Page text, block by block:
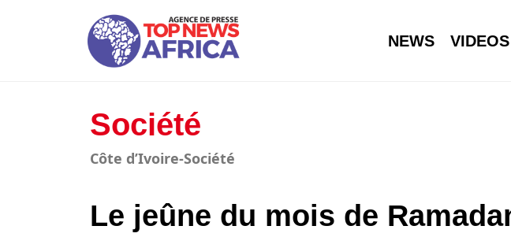
NEWS VIDEOS
Société
Côte d’Ivoire-Société
Le jeûne du mois de